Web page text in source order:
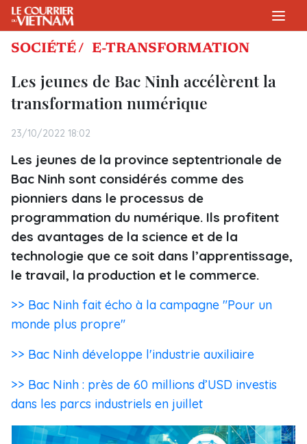
SOCIÉTÉ / E-TRANSFORMATION
Les jeunes de Bac Ninh accélèrent la
transformation numérique
23/10/2022 18:02
Les jeunes de la province septentrionale de
Bac Ninh sont considérés comme des
pionniers dans le processus de
programmation du numérique. Ils profitent
des avantages de la science et de la
technologie que ce soit dans l’apprentissage,
le travail, la production et le commerce.
>> Bac Ninh fait écho à la campagne "Pour un
monde plus propre"
>> Bac Ninh développe l'industrie auxiliaire
>> Bac Ninh : près de 60 millions d’USD investis
dans les parcs industriels en juillet